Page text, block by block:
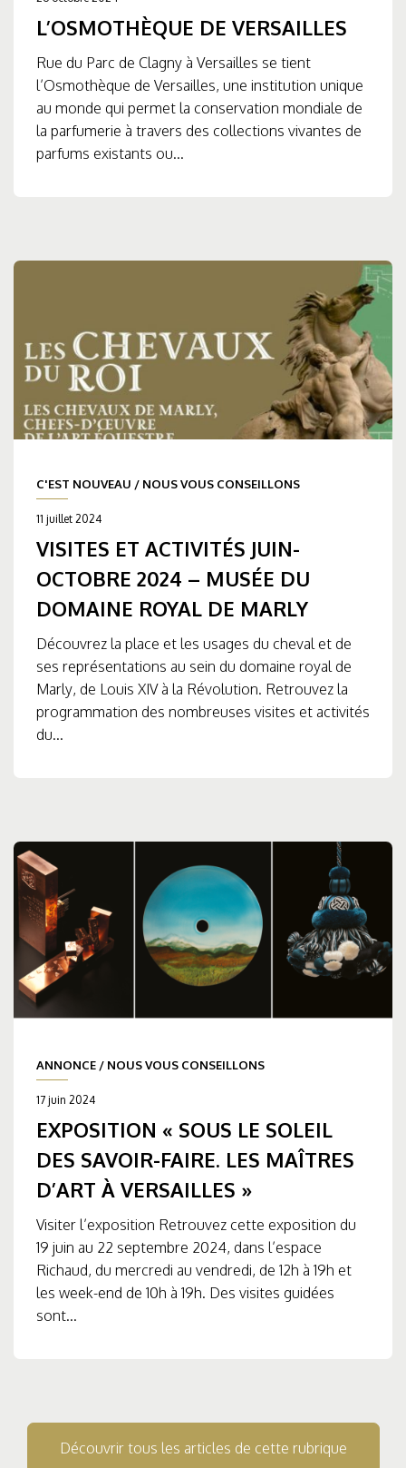
L’OSMOTHÈQUE DE VERSAILLES
Rue du Parc de Clagny à Versailles se tient
l’Osmothèque de Versailles, une institution unique
au monde qui permet la conservation mondiale de
la parfumerie à travers des collections vivantes de
parfums existants ou...
C'EST NOUVEAU / NOUS VOUS CONSEILLONS
11 juillet 2024
VISITES ET ACTIVITÉS JUIN-
OCTOBRE 2024 – MUSÉE DU
DOMAINE ROYAL DE MARLY
Découvrez la place et les usages du cheval et de
ses représentations au sein du domaine royal de
Marly, de Louis XIV à la Révolution. Retrouvez la
programmation des nombreuses visites et activités
du...
ANNONCE / NOUS VOUS CONSEILLONS
17 juin 2024
EXPOSITION « SOUS LE SOLEIL
DES SAVOIR-FAIRE. LES MAÎTRES
D’ART À VERSAILLES »
Visiter l’exposition Retrouvez cette exposition du
19 juin au 22 septembre 2024, dans l’espace
Richaud, du mercredi au vendredi, de 12h à 19h et
les week-end de 10h à 19h. Des visites guidées
sont...
Découvrir tous les articles de cette rubrique